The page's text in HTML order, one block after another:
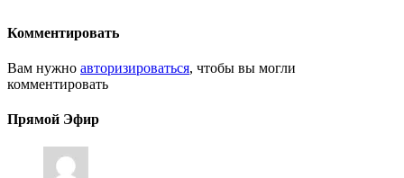
Комментировать
Вам нужно авторизироваться, чтобы вы могли
комментировать
Прямой Эфир